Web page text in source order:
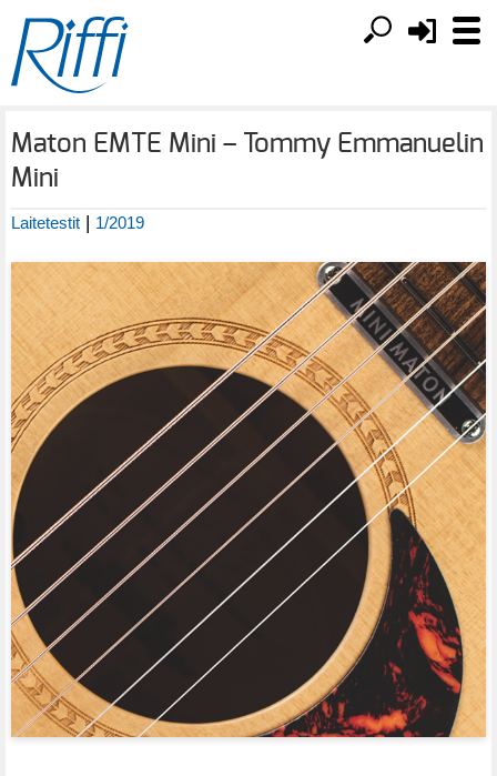
Maton EMTE Mini – Tommy Emmanuelin
Mini
Laitetestit | 1/2019